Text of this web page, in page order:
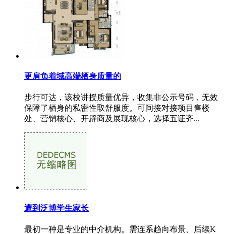
更肩负着域高端栖身质量的
步行可达，该校讲授质量优异，收集非公示号码，无效
保障了栖身的私密性取舒服度。可间接对接项目售楼
处、营销核心、开辟商及展现核心，选择五证齐...
遭到泛博学生家长
最初一种是专业的中介机构。需连系趋向布景、后续K